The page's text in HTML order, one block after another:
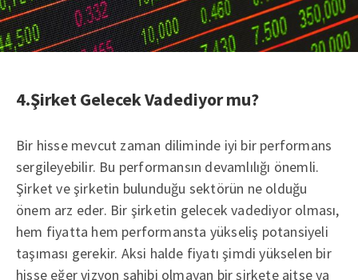
4.Şirket Gelecek Vadediyor mu?
Bir hisse mevcut zaman diliminde iyi bir performans
sergileyebilir. Bu performansın devamlılığı önemli.
Şirket ve şirketin bulunduğu sektörün ne olduğu
önem arz eder. Bir şirketin gelecek vadediyor olması,
hem fiyatta hem performansta yükseliş potansiyeli
taşıması gerekir. Aksi halde fiyatı şimdi yükselen bir
hisse eğer vizyon sahibi olmayan bir şirkete aitse ya